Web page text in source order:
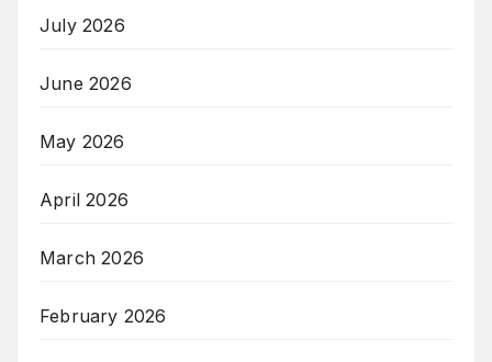
July 2026
June 2026
May 2026
April 2026
March 2026
February 2026